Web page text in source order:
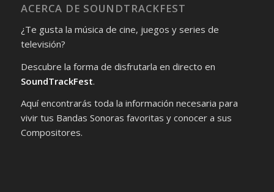
ACERCA DE SOUNDTRACKFEST
¿Te gusta la música de cine, juegos y series de
televisión?
Descubre la forma de disfrutarla en directo en
SoundTrackFest.
Aquí encontrarás toda la información necesaria para
vivir tus Bandas Sonoras favoritas y conocer a sus
Compositores.